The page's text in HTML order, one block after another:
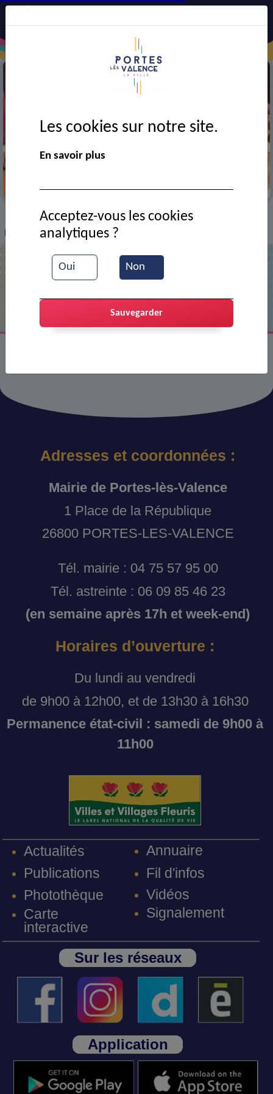
> VIE MUNICIPALE > Ressources documentaires
Festival AJT 2012
Adresses et coordonnées :
Mairie de Portes-lès-Valence
1 Place de la République
26800 PORTES-LES-VALENCE
Tél. mairie : 04 75 57 95 00
Tél. astreinte : 06 09 85 46 23
(en semaine après 17h et week-end)
Horaires d’ouverture :
Du lundi au vendredi
de 9h00 à 12h00, et de 13h30 à 16h30
Permanence état-civil : samedi de 9h00 à
11h00
Actualités
Publications
Photothèque
Carte
interactive
Annuaire
Fil d'infos
Vidéos
Signalement
Sur les réseaux
Application
Les cookies sur notre site.
En savoir plus
Oui Non
Acceptez-vous les cookies
analytiques ?
Sauvegarder